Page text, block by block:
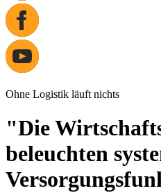
Ohne Logistik läuft nichts
"Die
beleuchten